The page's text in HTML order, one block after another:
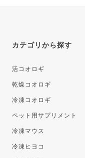
カテゴリから探す
活コオロギ
乾燥コオロギ
冷凍コオロギ
ペット用サプリメント
冷凍マウス
冷凍ヒヨコ